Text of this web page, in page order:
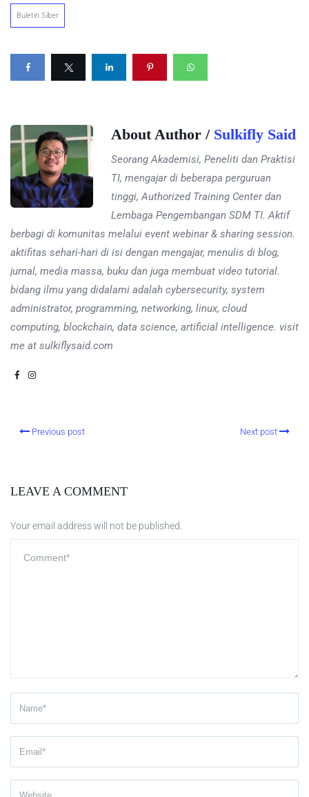
Buletin Siber
About Author / Sulkifly Said
Seorang Akademisi, Peneliti dan Praktisi
TI, mengajar di beberapa perguruan
tinggi, Authorized Training Center dan
Lembaga Pengembangan SDM TI. Aktif
berbagi di komunitas melalui event webinar & sharing session.
aktifitas sehari-hari di isi dengan mengajar, menulis di blog,
jurnal, media massa, buku dan juga membuat video tutorial.
bidang ilmu yang didalami adalah cybersecurity, system
administrator, programming, networking, linux, cloud
computing, blockchain, data science, artificial intelligence. visit
me at sulkiflysaid.com
Previous post Next post
LEAVE A COMMENT
Your email address will not be published.